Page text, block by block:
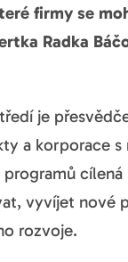
firmy se
Radka
je
a korporace
cílená
vyvíjet nové
rozvoje.